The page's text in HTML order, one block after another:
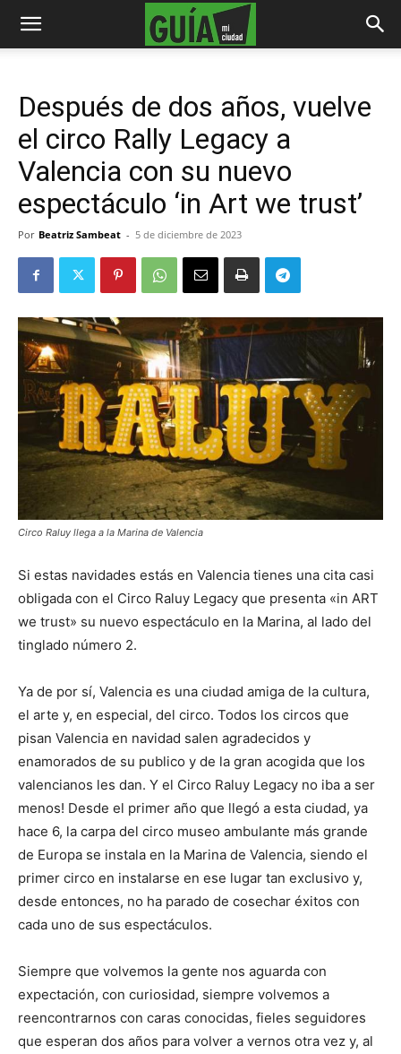
Después de dos años, vuelve
el circo Rally Legacy a
Valencia con su nuevo
espectáculo ‘in Art we trust’
Por Beatriz Sambeat - 5 de diciembre de 2023
Circo Raluy llega a la Marina de Valencia
Si estas navidades estás en Valencia tienes una cita casi
obligada con el Circo Raluy Legacy que presenta «in ART
we trust» su nuevo espectáculo en la Marina, al lado del
tinglado número 2.
Ya de por sí, Valencia es una ciudad amiga de la cultura,
el arte y, en especial, del circo. Todos los circos que
pisan Valencia en navidad salen agradecidos y
enamorados de su publico y de la gran acogida que los
valencianos les dan. Y el Circo Raluy Legacy no iba a ser
menos! Desde el primer año que llegó a esta ciudad, ya
hace 6, la carpa del circo museo ambulante más grande
de Europa se instala en la Marina de Valencia, siendo el
primer circo en instalarse en ese lugar tan exclusivo y,
desde entonces, no ha parado de cosechar éxitos con
cada uno de sus espectáculos.
Siempre que volvemos la gente nos aguarda con
expectación, con curiosidad, siempre volvemos a
reencontrarnos con caras conocidas, fieles seguidores
que esperan dos años para volver a vernos otra vez y, al